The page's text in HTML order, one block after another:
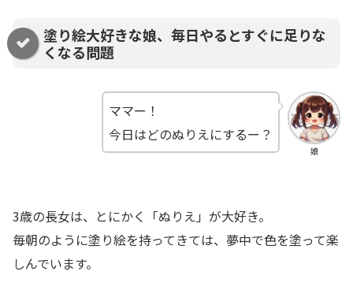
塗り絵大好きな娘、毎日やるとすぐに足りな
くなる問題
娘
ママー！
今日はどのぬりえにするー？
3歳の長女は、とにかく「ぬりえ」が大好き。
毎朝のように塗り絵を持ってきては、夢中で色を塗って楽
しんでいます。